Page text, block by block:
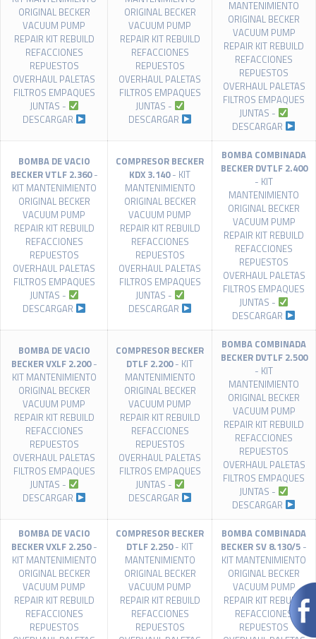
ORIGINAL BECKER
VACUUM PUMP
REPAIR KIT REBUILD
REFACCIONES
REPUESTOS
OVERHAUL PALETAS
FILTROS EMPAQUES
JUNTAS -
DESCARGAR
ORIGINAL BECKER
VACUUM PUMP
REPAIR KIT REBUILD
REFACCIONES
REPUESTOS
OVERHAUL PALETAS
FILTROS EMPAQUES
JUNTAS -
DESCARGAR
MANTENIMIENTO
ORIGINAL BECKER
VACUUM PUMP
REPAIR KIT REBUILD
REFACCIONES
REPUESTOS
OVERHAUL PALETAS
FILTROS EMPAQUES
JUNTAS -
DESCARGAR
BOMBA DE VACIO
BECKER VTLF 2.360-
KIT MANTENIMIENTO
ORIGINAL BECKER
VACUUM PUMP
REPAIR KIT REBUILD
REFACCIONES
REPUESTOS
OVERHAUL PALETAS
FILTROS EMPAQUES
JUNTAS -
DESCARGAR
COMPRESOR BECKER
KDX 3.140- KIT
MANTENIMIENTO
ORIGINAL BECKER
VACUUM PUMP
REPAIR KIT REBUILD
REFACCIONES
REPUESTOS
OVERHAUL PALETAS
FILTROS EMPAQUES
JUNTAS -
DESCARGAR
BOMBA COMBINADA
BECKER DVTLF 2.400
- KIT
MANTENIMIENTO
ORIGINAL BECKER
VACUUM PUMP
REPAIR KIT REBUILD
REFACCIONES
REPUESTOS
OVERHAUL PALETAS
FILTROS EMPAQUES
JUNTAS -
DESCARGAR
BOMBA DE VACIO
BECKER VXLF 2.200-
KIT MANTENIMIENTO
ORIGINAL BECKER
VACUUM PUMP
REPAIR KIT REBUILD
REFACCIONES
REPUESTOS
OVERHAUL PALETAS
FILTROS EMPAQUES
JUNTAS -
DESCARGAR
COMPRESOR BECKER
DTLF 2.200- KIT
MANTENIMIENTO
ORIGINAL BECKER
VACUUM PUMP
REPAIR KIT REBUILD
REFACCIONES
REPUESTOS
OVERHAUL PALETAS
FILTROS EMPAQUES
JUNTAS -
DESCARGAR
BOMBA COMBINADA
BECKER DVTLF 2.500
- KIT
MANTENIMIENTO
ORIGINAL BECKER
VACUUM PUMP
REPAIR KIT REBUILD
REFACCIONES
REPUESTOS
OVERHAUL PALETAS
FILTROS EMPAQUES
JUNTAS -
DESCARGAR
BOMBA DE VACIO
BECKER VXLF 2.250-
KIT MANTENIMIENTO
ORIGINAL BECKER
VACUUM PUMP
REPAIR KIT REBUILD
REFACCIONES
REPUESTOS
COMPRESOR BECKER
DTLF 2.250- KIT
MANTENIMIENTO
ORIGINAL BECKER
VACUUM PUMP
REPAIR KIT REBUILD
REFACCIONES
REPUESTOS
BOMBA COMBINADA
BECKER SV 8.130/5 -
KIT MANTENIMIENTO
ORIGINAL BECKER
VACUUM PUMP
REPAIR KIT REBUILD
REFACCIONES
REPUESTOS